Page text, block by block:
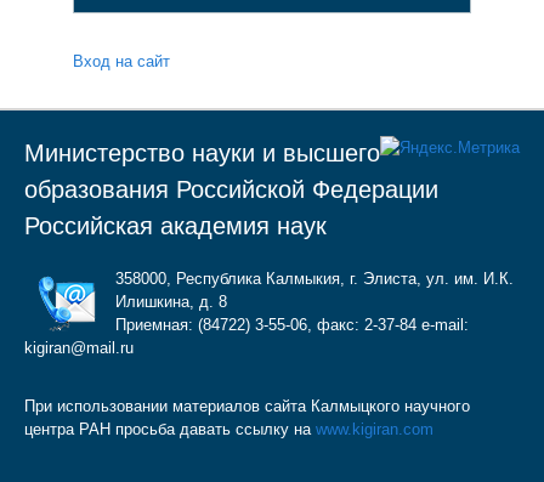
Вход на сайт
Министерство науки и высшего
образования Российской Федерации
Российская академия наук
358000, Республика Калмыкия, г. Элиста, ул. им. И.К.
Илишкина, д. 8
Приемная: (84722) 3-55-06, факс: 2-37-84 e-mail:
kigiran@mail.ru
При использовании материалов сайта Калмыцкого научного
центра РАН просьба давать ссылку на www.kigiran.com